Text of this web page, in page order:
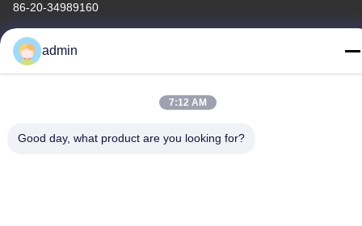
86-20-34989160
Politique de confidentialité |
-2026 Guangdong Dapeng Amusement Technology Co., Ltd.
admin
7:12 AM
Good day, what product are you looking for?